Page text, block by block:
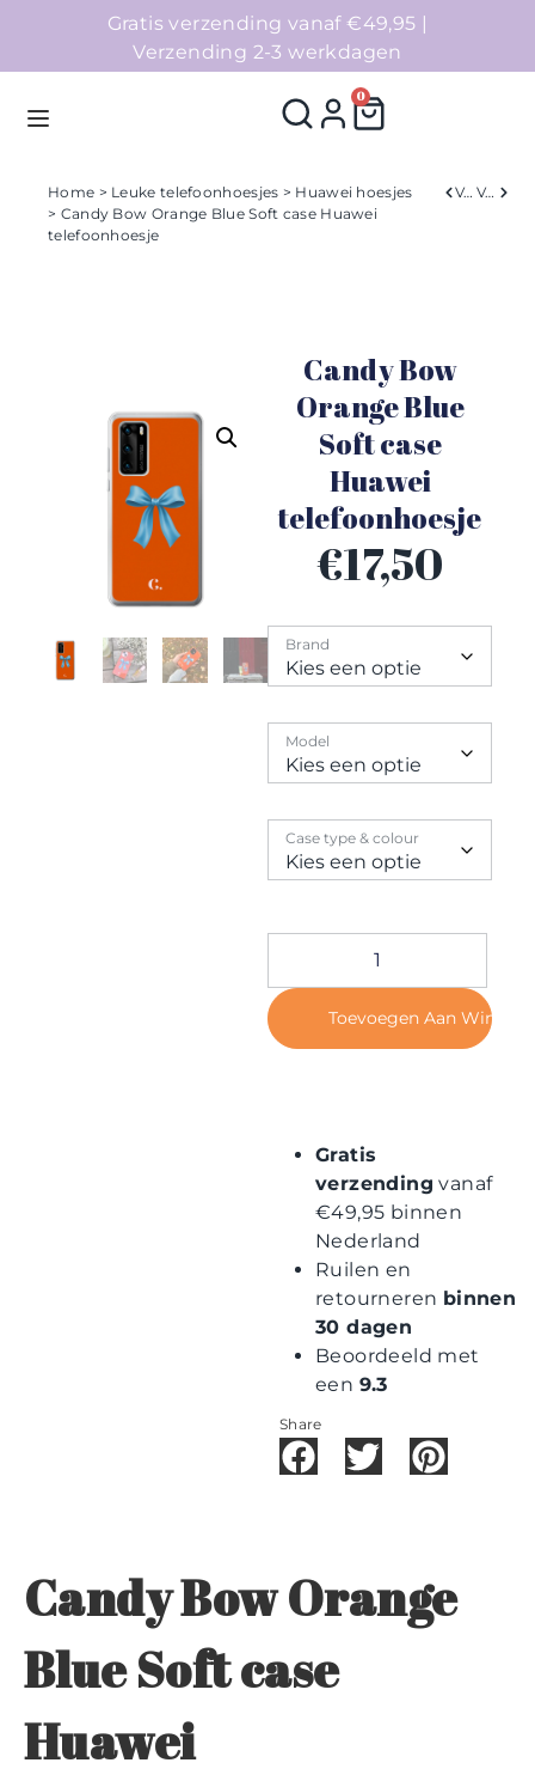
Gratis verzending vanaf €49,95 |
Verzending 2-3 werkdagen
0
Homepage
Collecties
Home > Leuke telefoonhoesjes > Huawei hoesjes
> Candy Bow Orange Blue Soft case Huawei
telefoonhoesje
Verleden Volgend
Candy Bow
Orange Blue
Soft case
Huawei
telefoonhoesje
€17,50
Brand
Model
Case type & colour
Toevoegen Aan
Gratis
verzending vanaf
€49,95 binnen
Nederland
Ruilen en
retourneren binnen
30 dagen
Beoordeeld met
een 9.3
Share
Candy Bow Orange
Blue Soft case
Huawei